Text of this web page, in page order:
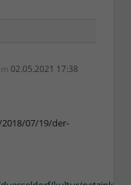
02.05.2021 17:38
07/19/der-